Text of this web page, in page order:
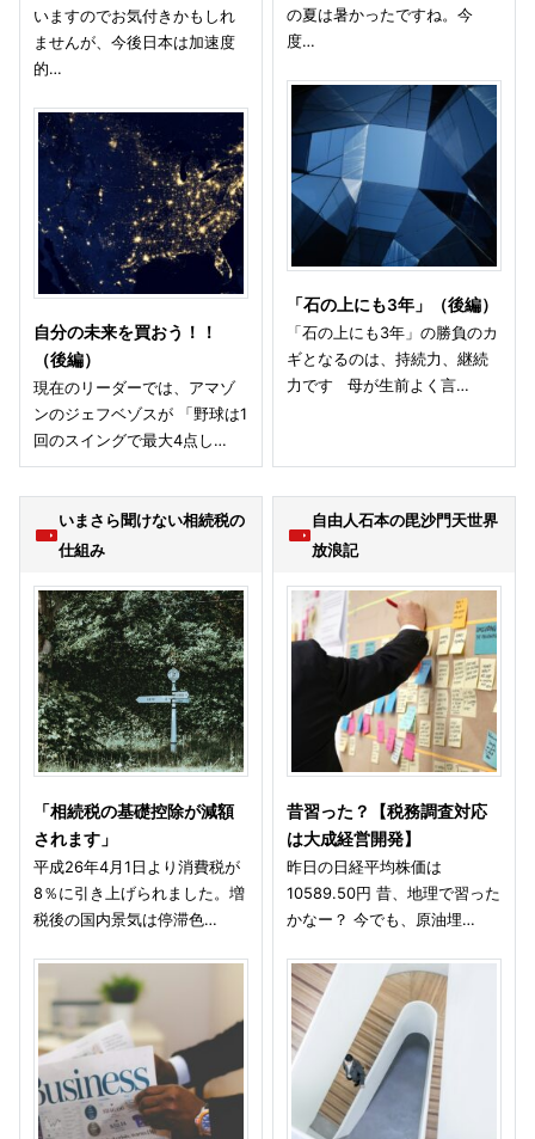
いますのでお気付きかもしれ
ませんが、今後日本は加速度
的…
自分の未来を買おう！！
（後編）
現在のリーダーでは、アマゾ
ンのジェフベゾスが 「野球は1
回のスイングで最大4点し…
の夏は暑かったですね。今
度…
「石の上にも3年」（後編）
「石の上にも3年」の勝負のカ
ギとなるのは、持続力、継続
力です 母が生前よく言…
いまさら聞けない相続税の
仕組み
「相続税の基礎控除が減額
されます」
平成26年4月1日より消費税が
8％に引き上げられました。増
税後の国内景気は停滞色…
自由人石本の毘沙門天世界
放浪記
昔習った？【税務調査対応
は大成経営開発】
昨日の日経平均株価は
10589.50円 昔、地理で習った
かなー？ 今でも、原油埋…